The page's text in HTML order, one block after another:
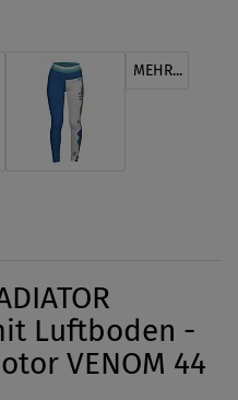
MEHR...
Luftboden -
VENOM 44